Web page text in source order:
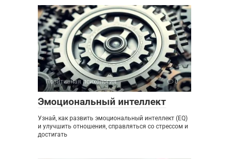
Позитивная психология 0
Эмоциональный интеллект
Узнай, как развить эмоциональный интеллект (EQ)
и улучшить отношения, справляться со стрессом и
достигать